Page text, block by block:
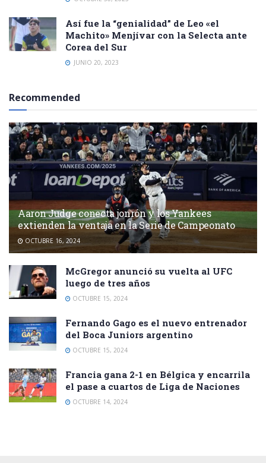
Así fue la “genialidad” de Leo «el
Machito» Menjívar con la Selecta ante
Corea del Sur
JUNIO 20, 2023
Recommended
Aaron Judge conecta jonrón y los Yankees
extienden la ventaja en la Serie de Campeonato
OCTUBRE 16, 2024
McGregor anunció su vuelta al UFC
luego de tres años
OCTUBRE 15, 2024
Fernando Gago es el nuevo entrenador
del Boca Juniors argentino
OCTUBRE 15, 2024
Francia gana 2-1 en Bélgica y encarrila
el pase a cuartos de Liga de Naciones
OCTUBRE 14, 2024